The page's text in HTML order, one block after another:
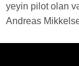
yeyin pilot olan
Andreas